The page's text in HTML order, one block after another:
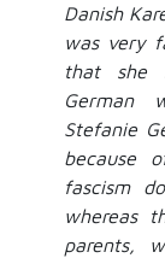
Danish
was very
that she
German
Stefanie
because
fascism
whereas
parents,